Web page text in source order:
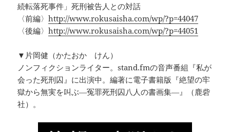
続転落死事件」死刑被告人との対話
〈前編〉http://www.rokusaisha.com/wp/?p=44047
〈後編〉http://www.rokusaisha.com/wp/?p=44051
▼片岡健（かたおか けん）
ノンフィクションライター。stand.fmの音声番組『私が
会った死刑囚』に出演中。編著に電子書籍版『絶望の牢
獄から無実を叫ぶ―冤罪死刑囚八人の書画集―』（鹿砦
社）。